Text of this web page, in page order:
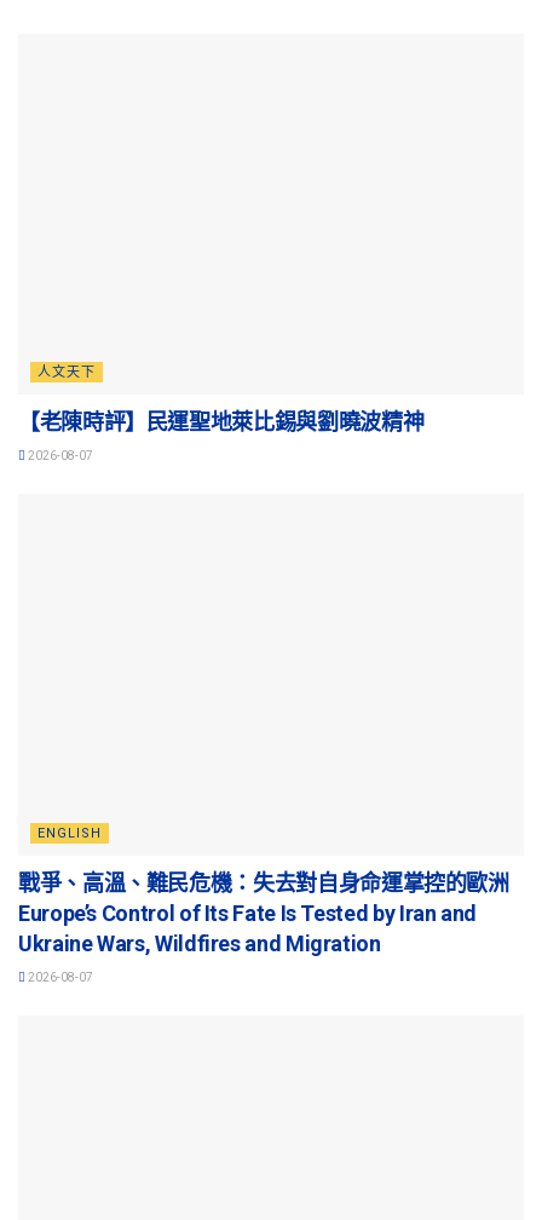
人文天下
【老陳時評】民運聖地萊比錫與劉曉波精神
2026-08-07
ENGLISH
戰爭、高溫、難民危機：失去對自身命運掌控的歐洲
Europe’s Control of Its Fate Is Tested by Iran and
Ukraine Wars, Wildfires and Migration
2026-08-07